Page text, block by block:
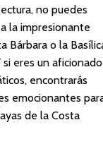
no puedes
la impresionante
Bárbara o la
eres un
encontrarás
emocionantes
de la Costa